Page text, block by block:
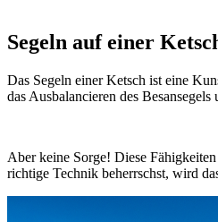
Segeln auf einer
Das Segeln einer Ketsch ist eine
das Ausbalancieren des
Aber keine Sorge! Diese
richtige Technik beherrschst, wird